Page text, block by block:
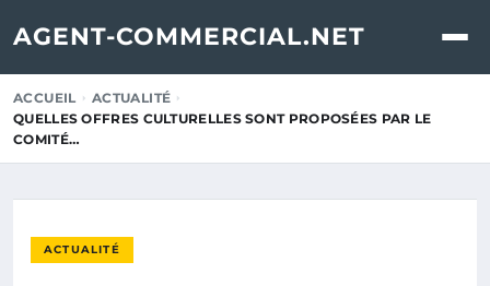
AGENT-COMMERCIAL.NET
ACCUEIL
ACTUALITÉ
QUELLES OFFRES CULTURELLES SONT PROPOSÉES PAR LE
COMITÉ…
ACTUALITÉ